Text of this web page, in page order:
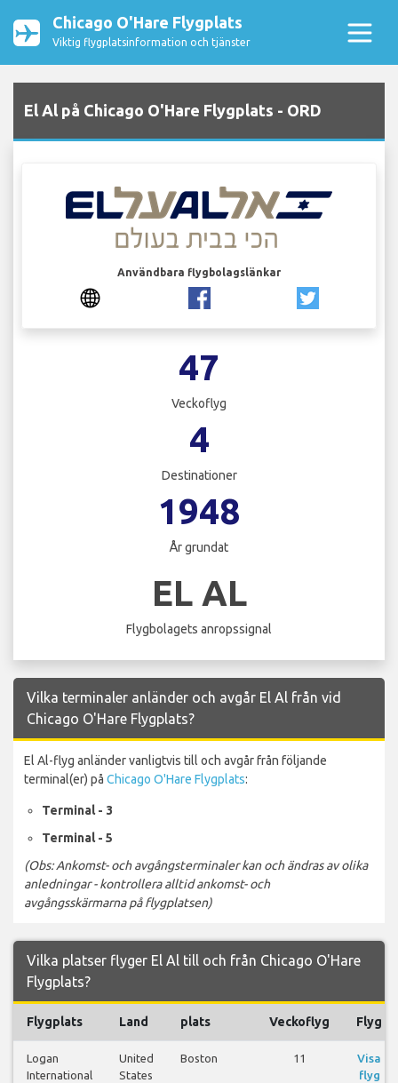
Chicago O'Hare Flygplats
Viktig flygplatsinformation och tjänster
El Al på Chicago O'Hare Flygplats - ORD
Användbara flygbolagslänkar
47
Veckoflyg
4
Destinationer
1948
År grundat
EL AL
Flygbolagets anropssignal
Vilka terminaler anländer och avgår El Al från vid
Chicago O'Hare Flygplats?
El Al-flyg anländer vanligtvis till och avgår från följande
terminal(er) på Chicago O'Hare Flygplats:
Terminal - 3
Terminal - 5
(Obs: Ankomst- och avgångsterminaler kan och ändras av olika
anledningar - kontrollera alltid ankomst- och
avgångsskärmarna på flygplatsen)
Vilka platser flyger El Al till och från Chicago O'Hare
Flygplats?
Flygplats Land plats Veckoflyg Flyg
Logan
International
United
States
Boston 11
Visa
flyg